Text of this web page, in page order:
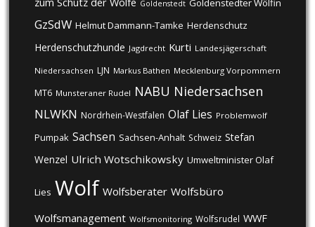
Goldenstedt Goldenstedter Wölfin
GzSdW Helmut Dammann-Tamke Herdenschutz
Herdenschutzhunde Jagdrecht Kurti Landesjägerschaft
Niedersachsen LJN Markus Bathen Mecklenburg Vorpommern
MT6 Munsteraner Rudel NABU Niedersachsen
NLWKN Nordrhein-Westfalen Olaf Lies Problemwolf
Pumpak Sachsen Sachsen-Anhalt Schweiz Stefan
Wenzel Ulrich Wotschikowsky Umweltminister Olaf
Lies Wolf Wolfsberater Wolfsbüro
Wolfsmanagement Wolfsmonitoring Wolfsrudel WWF